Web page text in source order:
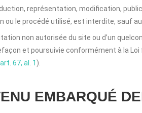
représentation, modification,
ou le procédé utilisé, est interdite, sauf
non autorisée du site ou d’un
et poursuivie conformément à la
67, al. 1 ).
EMBARQUÉ